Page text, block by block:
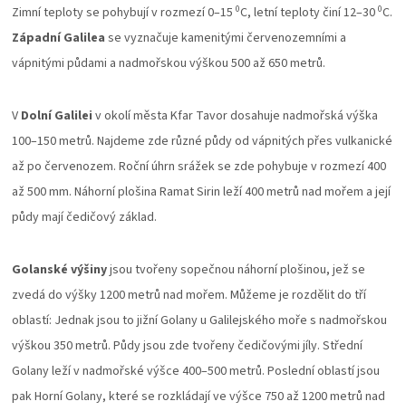
Zimní teploty se pohybují v rozmezí 0–15 0C, letní teploty činí 12–30 0C.
Západní Galilea se vyznačuje kamenitými červenozemními a
vápnitými půdami a nadmořskou výškou 500 až 650 metrů.
V Dolní Galilei v okolí města Kfar Tavor dosahuje nadmořská výška
100–150 metrů. Najdeme zde různé půdy od vápnitých přes vulkanické
až po červenozem. Roční úhrn srážek se zde pohybuje v rozmezí 400
až 500 mm. Náhorní plošina Ramat Sirin leží 400 metrů nad mořem a její
půdy mají čedičový základ.
Golanské výšinyjsou tvořeny sopečnou náhorní plošinou, jež se
zvedá do výšky 1200 metrů nad mořem. Můžeme je rozdělit do tří
oblastí: Jednak jsou to jižní Golany u Galilejského moře s nadmořskou
výškou 350 metrů. Půdy jsou zde tvořeny čedičovými jíly. Střední
Golany leží v nadmořské výšce 400–500 metrů. Poslední oblastí jsou
pak Horní Golany, které se rozkládají ve výšce 750 až 1200 metrů nad